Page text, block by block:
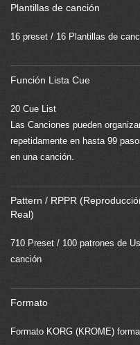
Plantillas de canción
16 preset / 16 Plantillas de
Función Lista Cue
20 Cue List
Las Canciones pueden
repetidamente en hasta 99
en una canción.
Pattern / RPPR
Real)
710 Preset / 100 patrones de
canción
Formato
Formato KORG (KROME)